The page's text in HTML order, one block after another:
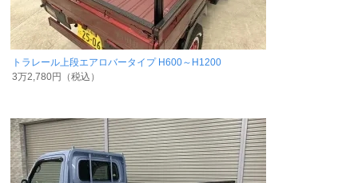
トラレール上段エアロバータイプ H600～H1200
3万2,780円（税込）